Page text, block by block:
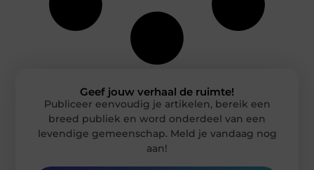
Geef jouw verhaal de ruimte!
Publiceer eenvoudig je artikelen, bereik een
breed publiek en word onderdeel van een
levendige gemeenschap. Meld je vandaag nog
aan!